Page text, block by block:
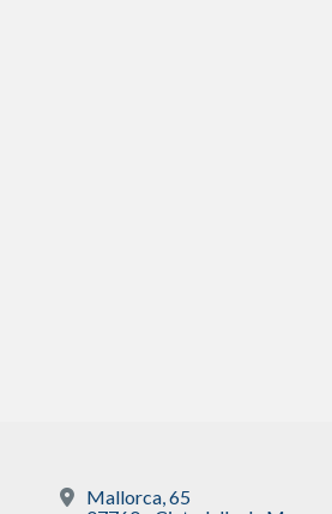
Mallorca, 65